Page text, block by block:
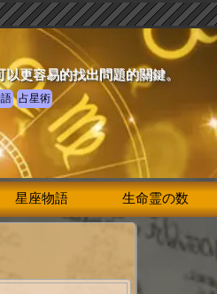
更容易的找出問題的關鍵。
占星術
星座物語 生命霊の数